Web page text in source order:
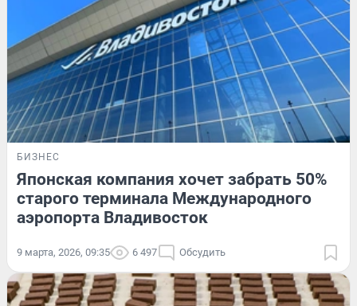
БИЗНЕС
Японская компания хочет забрать 50%
старого терминала Международного
аэропорта Владивосток
9 марта, 2026, 09:35 6 497 Обсудить